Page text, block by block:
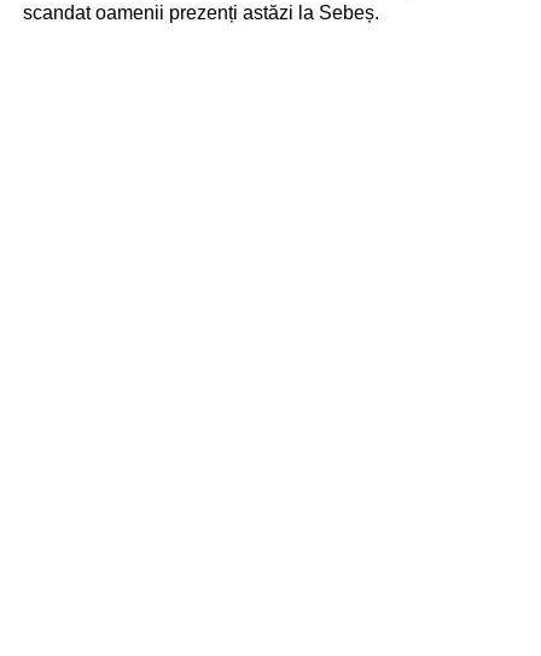
scandat oamenii prezenți astăzi la Sebeș.